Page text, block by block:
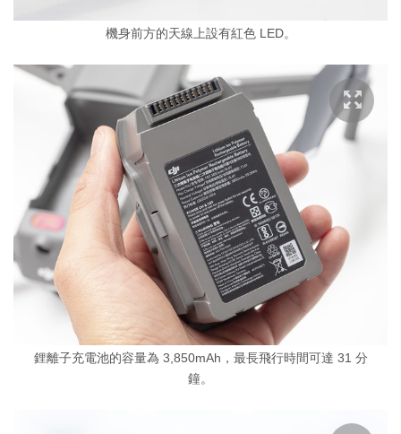
機身前方的天線上設有紅色 LED。
鋰離子充電池的容量為 3,850mAh，最長飛行時間可達 31 分
鐘。